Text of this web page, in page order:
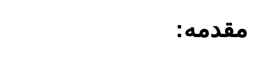
مقدمه: